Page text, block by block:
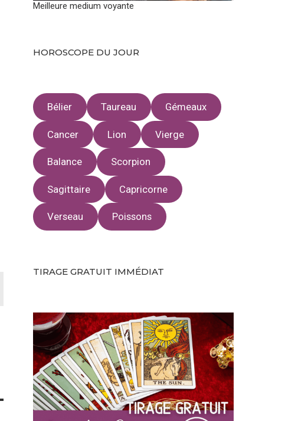
Meilleure medium voyante
HOROSCOPE DU JOUR
Bélier Taureau Gémeaux
Cancer Lion Vierge
Balance Scorpion
Sagittaire Capricorne
Verseau Poissons
TIRAGE GRATUIT IMMÉDIAT